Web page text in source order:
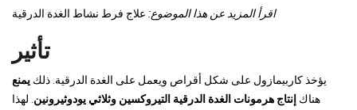
اقرأ المزيد عن هذا الموضوع: علاج فرط نشاط الغدة الدرقية
تأثير
يؤخذ كاربيمازول على شكل أقراص ويعمل على الغدة الدرقية. ذلك يمنع
هناك إنتاج هرمونات الغدة الدرقية التيروكسين وثلاثي يودوثيرونين . لهذا